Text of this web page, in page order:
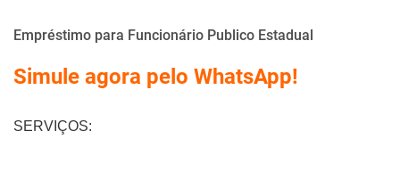
Empréstimo para Funcionário Publico Estadual
Simule agora pelo WhatsApp!
SERVIÇOS: